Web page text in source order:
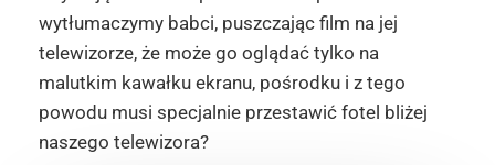
wytłumaczymy babci, puszczając film na jej
telewizorze, że może go oglądać tylko na
malutkim kawałku ekranu, pośrodku i z tego
powodu musi specjalnie przestawić fotel bliżej
naszego telewizora?